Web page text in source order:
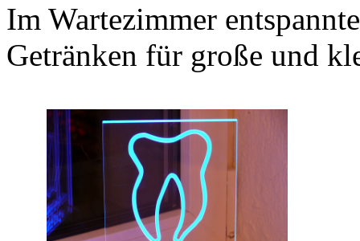
Im Wartezimmer
Getränken für große und